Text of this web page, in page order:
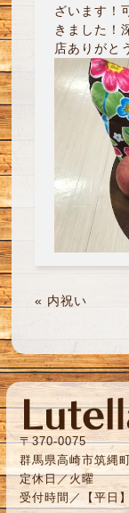
ざいます！
きました！
店ありがと
« 内祝い
〒370-0075
群馬県高崎市筑縄
定休日／火曜
受付時間／【平日